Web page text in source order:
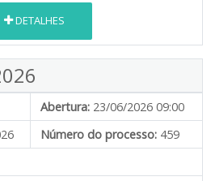
DETALHES
Abertura: 23/06/2026 09:00
Número do processo: 459